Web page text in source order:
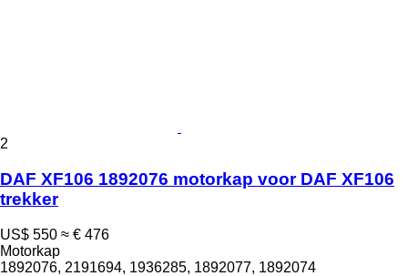
2
DAF XF106 1892076 motorkap voor DAF XF106
trekker
US$ 550 ≈ € 476
Motorkap
1892076, 2191694, 1936285, 1892077, 1892074